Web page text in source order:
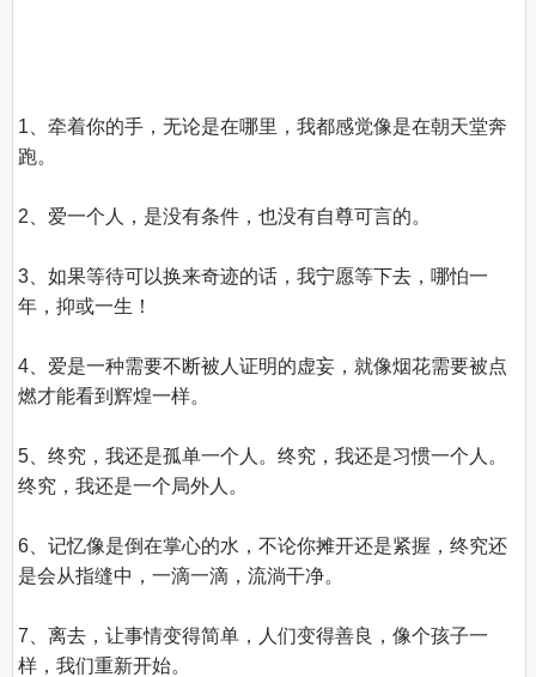
1、牵着你的手，无论是在哪里，我都感觉像是在朝天堂奔
跑。
2、爱一个人，是没有条件，也没有自尊可言的。
3、如果等待可以换来奇迹的话，我宁愿等下去，哪怕一
年，抑或一生！
4、爱是一种需要不断被人证明的虚妄，就像烟花需要被点
燃才能看到辉煌一样。
5、终究，我还是孤单一个人。终究，我还是习惯一个人。
终究，我还是一个局外人。
6、记忆像是倒在掌心的水，不论你摊开还是紧握，终究还
是会从指缝中，一滴一滴，流淌干净。
7、离去，让事情变得简单，人们变得善良，像个孩子一
样，我们重新开始。